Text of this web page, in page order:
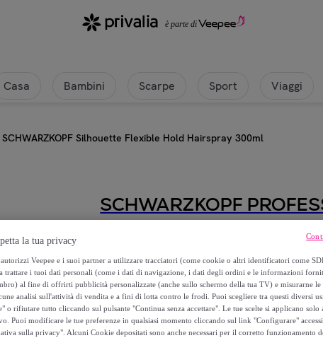
Casa Bambini Scarpe Sport Viaggi
SCHWARZKOPF Silhouette Flexible Hold Hairspray 300ml
SCHWARZKOPF
SCHWARZKOPF Silhouette
12,80 €
26,10 €
-50%
la tua privacy
Veepee e i suoi partner a utilizzare tracciatori (come cookie o altri identificatori come
trattare i tuoi dati personali (come i dati di navigazione, i dati degli ordini e le informazioni
al fine di offrirti pubblicità personalizzate (anche sullo schermo della tua TV) e misurarne le
analisi sull'attività di vendita e a fini di lotta contro le frodi. Puoi scegliere tra questi diversi
o rifiutare tutto cliccando sul pulsante "Continua senza accettare". Le tue scelte si applicano solo
Puoi modificare le tue preferenze in qualsiasi momento cliccando sul link "Configurare"
sulla privacy". Alcuni Cookie depositati sono anche necessari per il corretto funzionamento